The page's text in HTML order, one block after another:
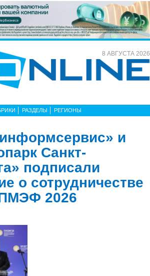
8 АВГУСТА 2026
РАЗДЕЛЫ РЕГИОНЫ
и
Санкт-
подписали
о сотрудничестве
2026